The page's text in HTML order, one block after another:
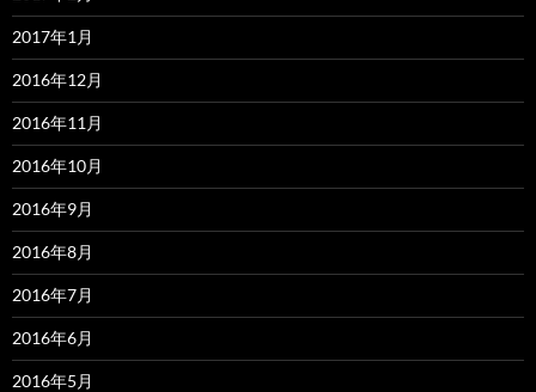
2017年1月
2016年12月
2016年11月
2016年10月
2016年9月
2016年8月
2016年7月
2016年6月
2016年5月